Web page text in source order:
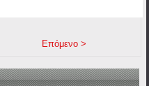
Επόμενο >